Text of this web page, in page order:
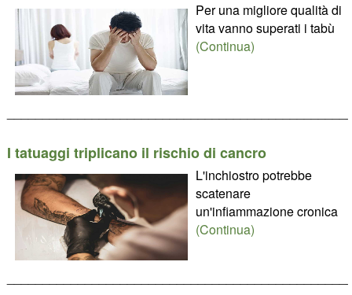
Per una migliore qualità di
vita vanno superati i tabù
(Continua)
I tatuaggi triplicano il rischio di cancro
L'inchiostro potrebbe
scatenare
un'infiammazione cronica
(Continua)